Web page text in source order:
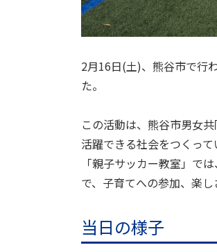
2月16日(土)、熊谷市で行
た。
この活動は、熊谷市男女
活躍できる社会をつくっ
「親子サッカー教室」で
で、子育てへの参加、楽
当日の様子